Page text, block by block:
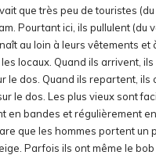
que très peu de touristes
Pourtant ici, ils pullulent (du
au loin à leurs vêtements et
locaux. Quand ils arrivent, ils
le dos. Quand ils repartent, ils
le dos. Les plus vieux sont
en bandes et régulièrement
que les hommes portent un
Parfois ils ont même le